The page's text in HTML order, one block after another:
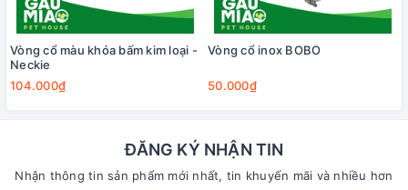
Vòng cổ màu khóa bấm kim loại -
Neckie
104.000₫
Vòng cổ inox BOBO
50.000₫
ĐĂNG KÝ NHẬN TIN
Nhận thông tin sản phẩm mới nhất, tin khuyến mãi và nhiều hơn